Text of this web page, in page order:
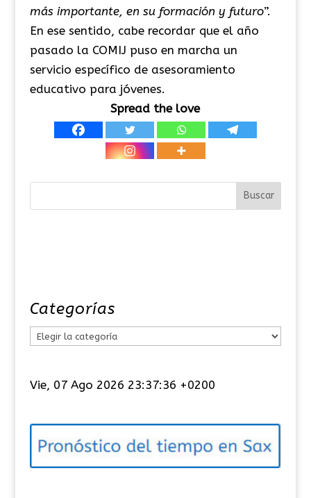
más importante, en su formación y futuro”.
En ese sentido, cabe recordar que el año
pasado la COMIJ puso en marcha un
servicio específico de asesoramiento
educativo para jóvenes.
Spread the love
Categorías
e
o
í
Vie, 07 Ago 2026 23:37:36 +0200